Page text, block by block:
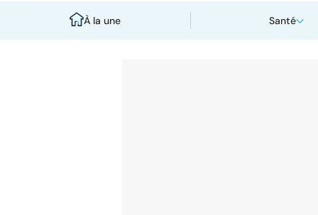
À la une Santé